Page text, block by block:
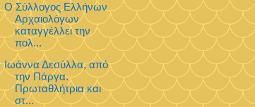
Ο Σύλλογος Ελλήνων
Αρχαιολόγων
καταγγέλλει την
πολ...
Ιωάννα Δεσύλλα, από
την Πάργα.
Πρωταθλήτρια και
στ...